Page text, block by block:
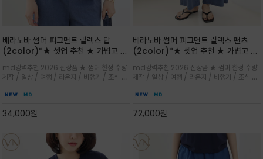
베라노바 썸머 피그먼트 릴렉스 탑
(2color)*★ 셋업 추천 ★ 가볍고 부
튼 소재로 완성
md강력추천 2026 신상품 ★ 썸머 한정 수량
제작 / 일상 / 여행 / 라운지 / 비행기 / 조식 /
그먼트로 제작되어 편하고 가볍게 후회없으실 아
34,000원
베라노바 썸머 피그먼트 릴렉스 팬츠
(2color)*★ 셋업 추천 ★ 가볍고 부
튼 소재로 완성
md강력추천 2026 신상품 ★ 썸머 한정 수량
제작 / 일상 / 여행 / 라운지 / 비행기 / 조식 /
그먼트로 제작되어 편하고 가볍게 후회없으실 아
72,000원